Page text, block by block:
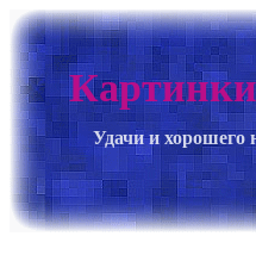
Удачи и хорошего